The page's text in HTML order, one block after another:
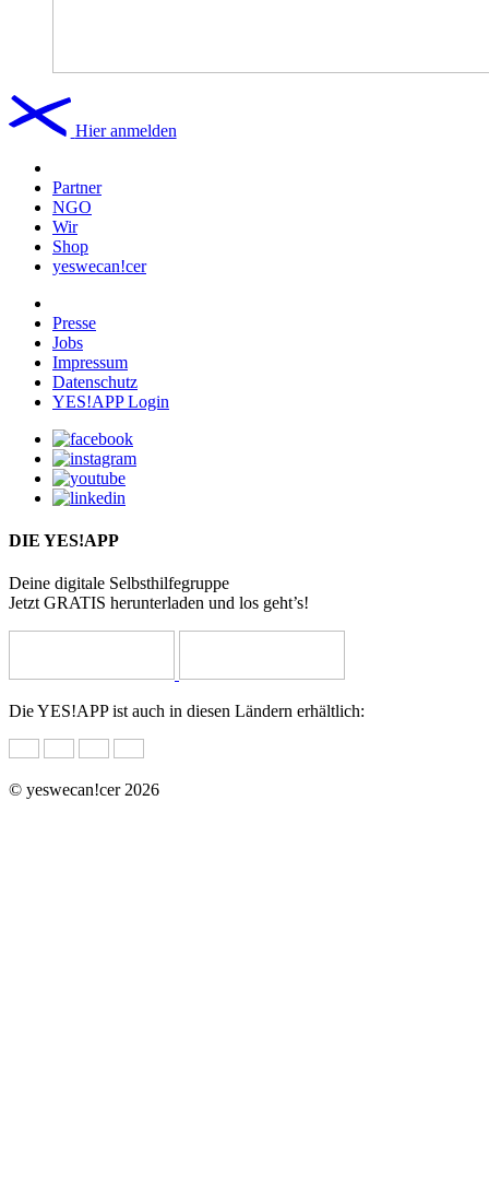
Hier anmelden
Partner
NGO
Wir
Shop
yeswecan!cer
Presse
Jobs
Impressum
Datenschutz
YES!APP Login
DIE YES!APP
Deine digitale Selbsthilfegruppe
Jetzt GRATIS herunterladen und los geht’s!
Die YES!APP ist auch in diesen Ländern erhältlich:
© yeswecan!cer 2026